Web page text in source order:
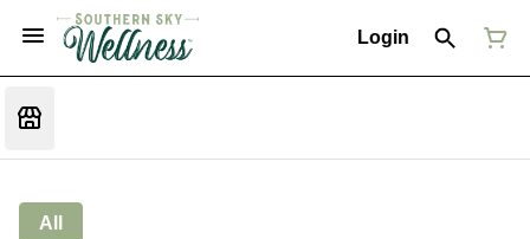
Login
All